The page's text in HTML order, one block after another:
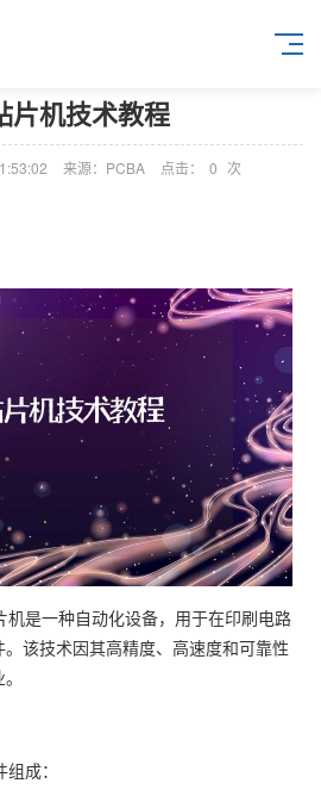
片机技术教程
来源：PCBA 点击： 0 次
是一种自动化设备，用于在印刷电路
该技术因其高精度、高速度和可靠性
成：